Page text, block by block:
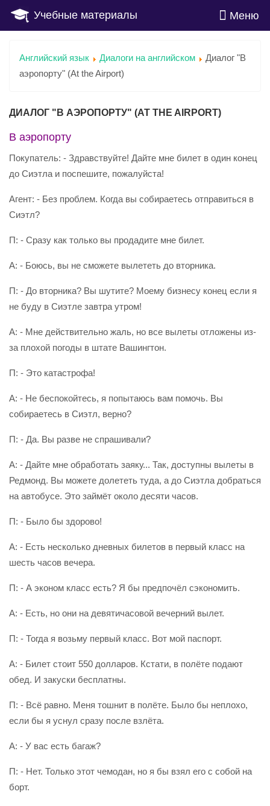
Учебные материалы Меню
Английский язык Диалоги на английском
Диалог "В
аэропорту" (At the Airport)
ДИАЛОГ "В АЭРОПОРТУ" (AT THE AIRPORT)
В аэропорту
Покупатель: - Здравствуйте! Дайте мне билет в один конец
до Сиэтла и поспешите, пожалуйста!
Агент: - Без проблем. Когда вы собираетесь отправиться в
Сиэтл?
П: - Сразу как только вы продадите мне билет.
А: - Боюсь, вы не сможете вылететь до вторника.
П: - До вторника? Вы шутите? Моему бизнесу конец если я
не буду в Сиэтле завтра утром!
А: - Мне действительно жаль, но все вылеты отложены из-
за плохой погоды в штате Вашингтон.
П: - Это катастрофа!
А: - Не беспокойтесь, я попытаюсь вам помочь. Вы
собираетесь в Сиэтл, верно?
П: - Да. Вы разве не спрашивали?
А: - Дайте мне обработать заяку... Так, доступны вылеты в
Редмонд. Вы можете долететь туда, а до Сиэтла добраться
на автобусе. Это займёт около десяти часов.
П: - Было бы здорово!
А: - Есть несколько дневных билетов в первый класс на
шесть часов вечера.
П: - А эконом класс есть? Я бы предпочёл сэкономить.
А: - Есть, но они на девятичасовой вечерний вылет.
П: - Тогда я возьму первый класс. Вот мой паспорт.
А: - Билет стоит 550 долларов. Кстати, в полёте подают
обед. И закуски бесплатны.
П: - Всё равно. Меня тошнит в полёте. Было бы неплохо,
если бы я уснул сразу после взлёта.
А: - У вас есть багаж?
П: - Нет. Только этот чемодан, но я бы взял его с собой на
борт.